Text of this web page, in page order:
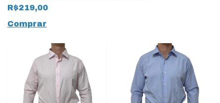
R$219,00
Comprar